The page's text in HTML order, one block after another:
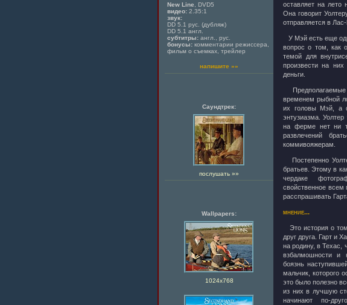
New Line , DVD5
видео: 2.35:1
звук:
DD 5.1 рус. (дубляж)
DD 5.1 англ.
субтитры: англ., рус.
бонусы: комментарии режиссера,
фильм о съемках, трейлер
напишите »»
Саундтрек:
послушать »»
Wallpapers:
1024х768
оставляет на лето
Она говорит
отправляется в
У Мэй есть еще
вопрос о том, как
темой для
произвести на
деньги.
Предполагаемые
временем рыбной
их головы Мэй, а
энтузиазма.
на ферме нет ни
развлечений
коммивояжерам.
Постепенно
братьев. Этому в
чердаке
свойственное всем
расспрашивать
мнение...
Это история о
друг друга. Гарт и
на родину, в Техас,
взбалмошности и
боязнь
мальчик, которого
это было полезно
из них в лучшую
начинают по-